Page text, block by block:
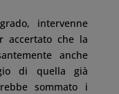
intervenne
accertato che la
anche
di quella già
sommato i